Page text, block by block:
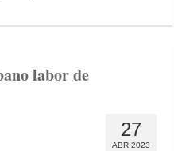
labor de
27
ABR 2023